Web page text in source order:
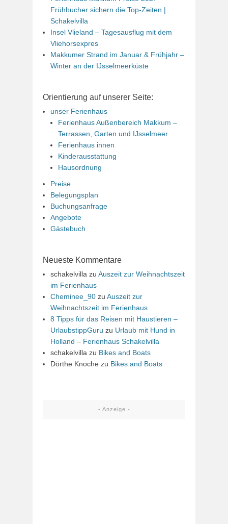
Frühbucher sichern die Top-Zeiten |
Schakelvilla
Insel Vlieland – Tagesausflug mit dem
Vliehorsexpres
Makkumer Strand im Januar & Frühjahr –
Winter an der IJsselmeerküste
Orientierung auf unserer Seite:
unser Ferienhaus
Ferienhaus Außenbereich Makkum –
Terrassen, Garten und IJsselmeer
Ferienhaus innen
Kinderausstattung
Hausordnung
Preise
Belegungsplan
Buchungsanfrage
Angebote
Gästebuch
Neueste Kommentare
schakelvilla zu Auszeit zur Weihnachtszeit
im Ferienhaus
Cheminee_90 zu Auszeit zur
Weihnachtszeit im Ferienhaus
8 Tipps für das Reisen mit Haustieren –
UrlaubstippGuru zu Urlaub mit Hund in
Holland – Ferienhaus Schakelvilla
schakelvilla zu Bikes and Boats
Dörthe Knoche zu Bikes and Boats
- Anzeige -